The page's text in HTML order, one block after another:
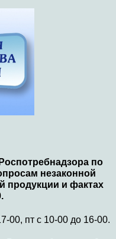
по
незаконной
продукции и фактах
00, пт с 10-00 до 16-00.